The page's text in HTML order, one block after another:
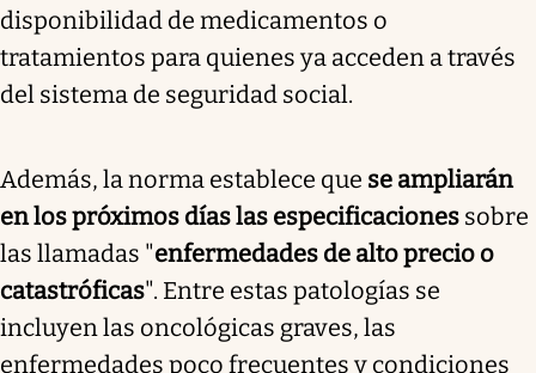
disponibilidad de medicamentos o
tratamientos para quienes ya acceden a través
del sistema de seguridad social.
Además, la norma establece que se ampliarán
en los próximos días las especificaciones sobre
las llamadas "enfermedades de alto precio o
catastróficas". Entre estas patologías se
incluyen las oncológicas graves, las
enfermedades poco frecuentes y condiciones